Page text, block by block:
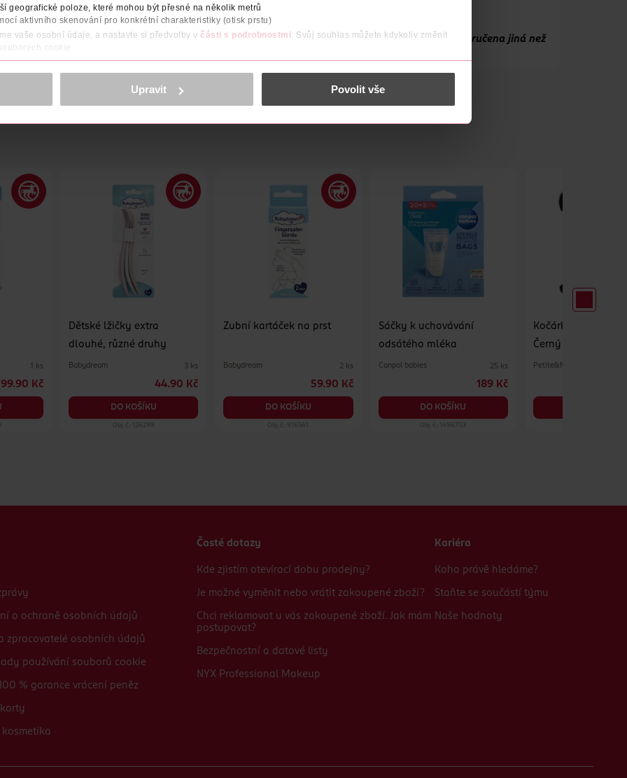
geografické poloze, které mohou být přesné na několik metrů
aktivního skenování pro konkrétní charakteristiky (otisk prstu)
vaše osobní údaje, a nastavte si předvolby v části s podrobnostmi . Svůj souhlas můžete kdykoliv změnit
cookie.
a reklam, funkcí sociálních médií, analýze návštěvnosti, které mohou nést osobní údaje.
osobních údajů.
<
Upravit Povolit vše
zoubků.
V rámci objednávky bohužel není možné si konkrétní variantu zvolit. Může Vám být doručena jiná než
1 ks
99.90 Kč
Dětské lžičky extra
dlouhé, různé druhy
Babydream 3 ks
44.90 Kč
DO KOŠÍKU
Obj. č.: 126298
Zubní kartáček na prst
Babydream 2 ks
59.90 Kč
DO KOŠÍKU
Obj. č.: 916561
Sáčky k uchovávání
odsátého mléka
Canpol babies 25 ks
189 Kč
DO KOŠÍKU
Obj. č.: 1496703
Kočárkový kolíček
Černý
Petite&Mars
o ochraně osobních údajů
zpracovatelé osobních údajů
používání souborů cookie
% garance vrácení peněz
kosmetika
Časté dotazy
Kde zjistím otevírací dobu prodejny?
Je možné vyměnit nebo vrátit zakoupené zboží?
Chci reklamovat u vás zakoupené zboží. Jak mám
postupovat?
Bezpečnostní a datové listy
NYX Professional Makeup
Kariéra
Koho právě hledáme?
Staňte se součástí týmu
Naše hodnoty